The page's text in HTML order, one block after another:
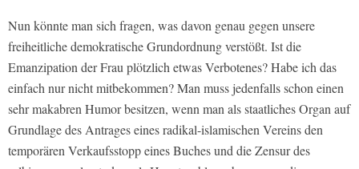
Nun könnte man sich fragen, was davon genau gegen unsere
freiheitliche demokratische Grundordnung verstößt. Ist die
Emanzipation der Frau plötzlich etwas Verbotenes? Habe ich das
einfach nur nicht mitbekommen? Man muss jedenfalls schon einen
sehr makabren Humor besitzen, wenn man als staatliches Organ auf
Grundlage des Antrages eines radikal-islamischen Vereins den
temporären Verkaufsstopp eines Buches und die Zensur des